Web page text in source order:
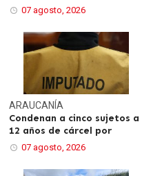
07 agosto, 2026
ARAUCANÍA
Condenan a cinco sujetos a
12 años de cárcel por
07 agosto, 2026